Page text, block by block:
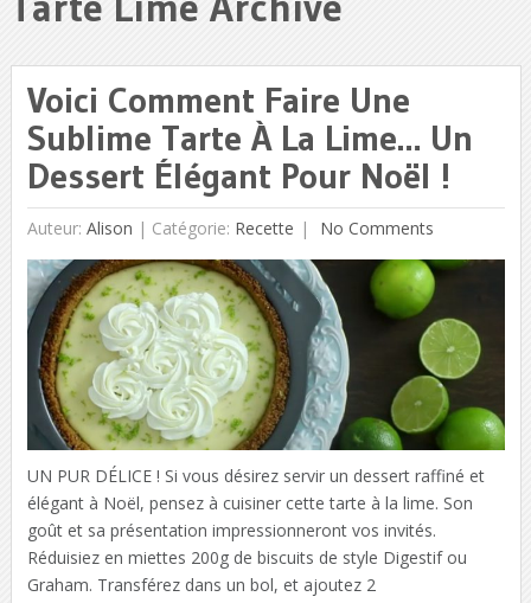
Voici Comment Faire Une
Sublime Tarte À La Lime… Un
Dessert Élégant Pour Noël !
Auteur: Alison | Catégorie: Recette No Comments
UN PUR DÉLICE ! Si vous désirez servir un dessert raffiné et
élégant à Noël, pensez à cuisiner cette tarte à la lime. Son
goût et sa présentation impressionneront vos invités.
Réduisiez en miettes 200g de biscuits de style Digestif ou
Graham. Transférez dans un bol, et ajoutez 2